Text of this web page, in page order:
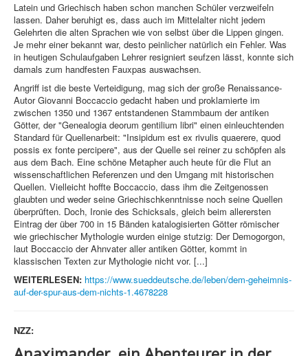
Latein und Griechisch haben schon manchen Schüler verzweifeln
lassen. Daher beruhigt es, dass auch im Mittelalter nicht jedem
Gelehrten die alten Sprachen wie von selbst über die Lippen gingen.
Je mehr einer bekannt war, desto peinlicher natürlich ein Fehler. Was
in heutigen Schulaufgaben Lehrer resigniert seufzen lässt, konnte sich
damals zum handfesten Fauxpas auswachsen.
Angriff ist die beste Verteidigung, mag sich der große Renaissance-
Autor Giovanni Boccaccio gedacht haben und proklamierte im
zwischen 1350 und 1367 entstandenen Stammbaum der antiken
Götter, der "Genealogia deorum gentilium libri" einen einleuchtenden
Standard für Quellenarbeit: "Insipidum est ex rivulis quaerere, quod
possis ex fonte percipere", aus der Quelle sei reiner zu schöpfen als
aus dem Bach. Eine schöne Metapher auch heute für die Flut an
wissenschaftlichen Referenzen und den Umgang mit historischen
Quellen. Vielleicht hoffte Boccaccio, dass ihm die Zeitgenossen
glaubten und weder seine Griechischkenntnisse noch seine Quellen
überprüften. Doch, Ironie des Schicksals, gleich beim allerersten
Eintrag der über 700 in 15 Bänden katalogisierten Götter römischer
wie griechischer Mythologie wurden einige stutzig: Der Demogorgon,
laut Boccaccio der Ahnvater aller antiken Götter, kommt in
klassischen Texten zur Mythologie nicht vor. [...]
WEITERLESEN: https://www.sueddeutsche.de/leben/dem-geheimnis-
auf-der-spur-aus-dem-nichts-1.4678228
NZZ: